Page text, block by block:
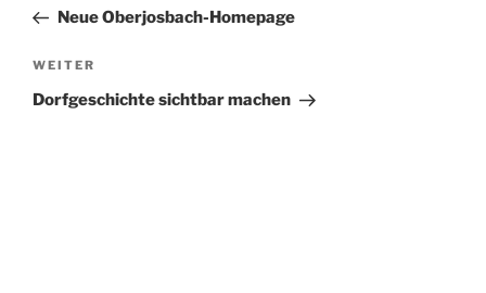
Beitrag
Neue Oberjosbach-Homepage
Nächster
Beitrag
WEITER
Dorfgeschichte sichtbar machen